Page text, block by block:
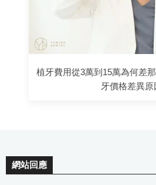
植牙費用從3萬到15萬為何差
牙價格差異原
網站回應